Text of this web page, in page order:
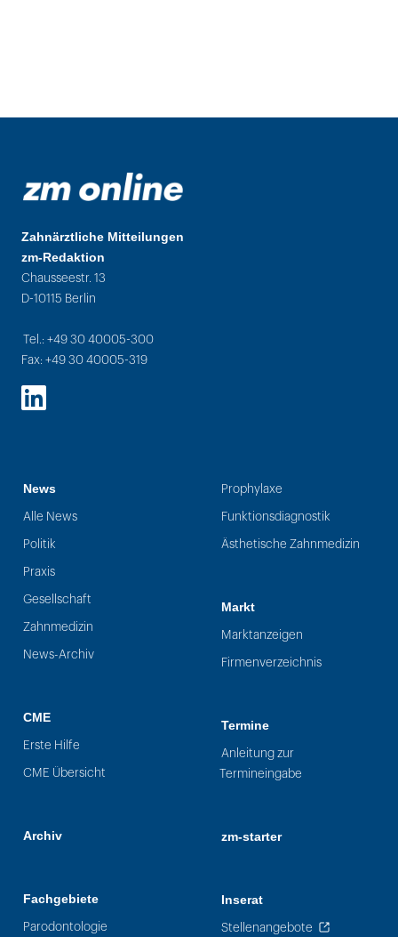
Zahnärztliche Mitteilungen
zm-Redaktion
Chausseestr. 13
D-10115 Berlin
Tel.: +49 30 40005-300
Fax: +49 30 40005-319
LinkedIn
News
Alle News
Politik
Praxis
Gesellschaft
Zahnmedizin
News-Archiv
CME
Erste Hilfe
CME Übersicht
Archiv
Fachgebiete
Parodontologie
Prophylaxe
Funktionsdiagnostik
Ästhetische Zahnmedizin
Markt
Marktanzeigen
Firmenverzeichnis
Termine
Anleitung zur
Termineingabe
zm-starter
Inserat
Stellenangebote